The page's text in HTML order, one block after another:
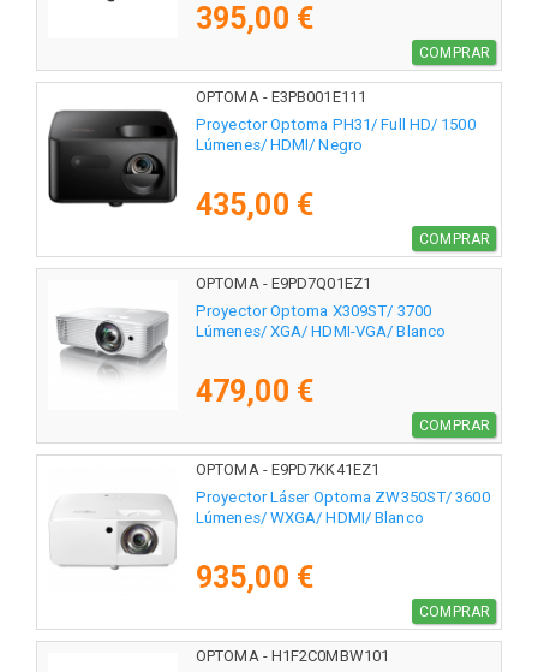
395,00 €
COMPRAR
OPTOMA - E3PB001E111
Proyector Optoma PH31/ Full HD/ 1500
Lúmenes/ HDMI/ Negro
435,00 €
COMPRAR
OPTOMA - E9PD7Q01EZ1
Proyector Optoma X309ST/ 3700
Lúmenes/ XGA/ HDMI-VGA/ Blanco
479,00 €
COMPRAR
OPTOMA - E9PD7KK41EZ1
Proyector Láser Optoma ZW350ST/ 3600
Lúmenes/ WXGA/ HDMI/ Blanco
935,00 €
COMPRAR
OPTOMA - H1F2C0MBW101